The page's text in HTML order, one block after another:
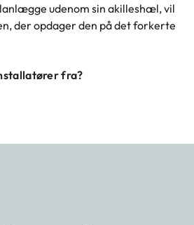
udenom sin akilleshæl, vil
der opdager den på det forkerte
fra?